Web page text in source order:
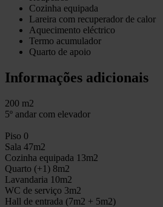
Cozinha equipada
Lareira com recuperador de calor
Aquecimento eléctrico
Termo acumulador
Quarto de apoio
Informações adicionais
200 m2
5º andar com elevador
Piso 0
Sala 47m2
Cozinha equipada 13m2
Quarto (+1) 8m2
Lavandaria 10m2
WC de serviço 3m2
Hall de entrada (7m2 + 5m2)